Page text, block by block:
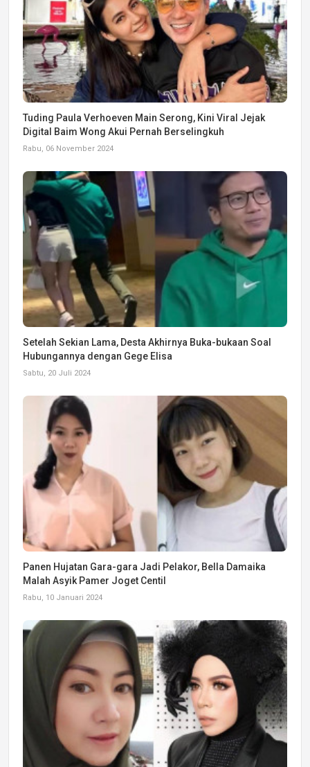
Tuding Paula Verhoeven Main Serong, Kini Viral Jejak
Digital Baim Wong Akui Pernah Berselingkuh
Rabu, 06 November 2024
Setelah Sekian Lama, Desta Akhirnya Buka-bukaan Soal
Hubungannya dengan Gege Elisa
Sabtu, 20 Juli 2024
Panen Hujatan Gara-gara Jadi Pelakor, Bella Damaika
Malah Asyik Pamer Joget Centil
Rabu, 10 Januari 2024